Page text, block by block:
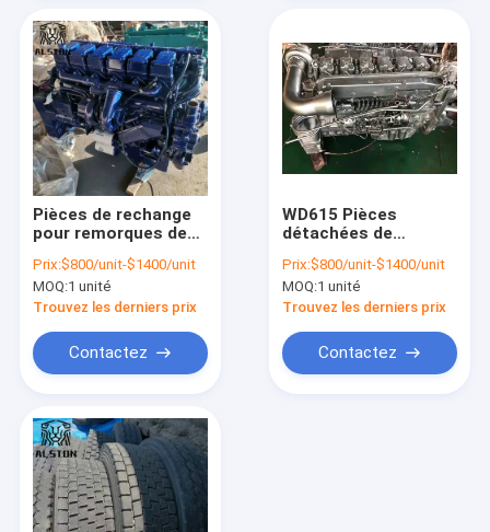
Produits
A propos de nous
Pièces de rechange
pour remorques de
assemblage moteur
Sinotruk Howo
d'occasion
Prix:$800/unit-$1400/unit
MOQ:1 unité
Trouvez les derniers prix
Contactez
WD615 Pièces
détachées de
Howo 371 Moteur
Prix:$800/unit-$1400/unit
MOQ:1 unité
Trouvez les derniers prix
Contactez